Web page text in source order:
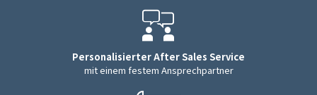
Personalisierter After Sales Service
mit einem festem Ansprechpartner